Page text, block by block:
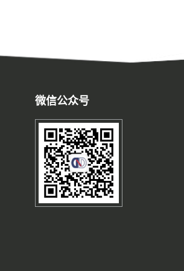
微信公众号